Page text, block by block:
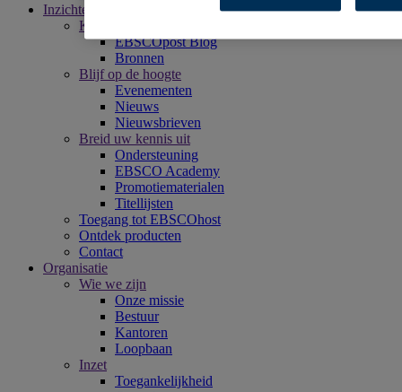
Inzichten
Kom meer te weten
EBSCOpost Blog
Bronnen
Blijf op de hoogte
Evenementen
Nieuws
Nieuwsbrieven
Breid uw kennis uit
Ondersteuning
EBSCO Academy
Promotiematerialen
Titellijsten
Toegang tot EBSCOhost
Ontdek producten
Contact
Organisatie
Wie we zijn
Onze missie
Bestuur
Kantoren
Loopbaan
Inzet
Toegankelijkheid